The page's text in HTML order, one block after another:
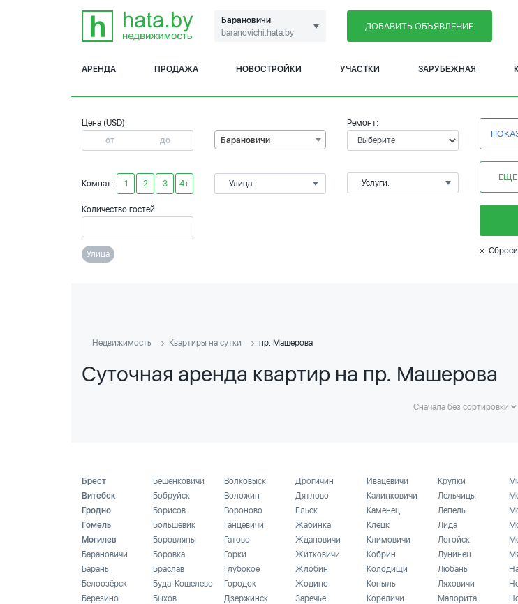
Барановичи
baranovichi.hata.by
ДОБАВИТЬ ОБЪЯВЛЕНИЕ
АРЕНДА ПРОДАЖА НОВОСТРОЙКИ УЧАСТКИ ЗАРУБЕЖНАЯ
Цена (USD):
Комнат: 1 2 3 4+
Количество гостей:
Барановичи
Улица:
Ремонт:
Услуги:
Улица
Недвижимость Квартиры на сутки пр. Машерова
Суточная аренда квартир на пр. Машерова
Сначала без сортировки
Брест
Витебск
Гродно
Гомель
Могилев
Барановичи
Барань
Белоозёрск
Березино
Бешенковичи
Бобруйск
Борисов
Большевик
Боровляны
Боровка
Браслав
Буда-Кошелево
Быхов
Волковыск
Воложин
Вороново
Ганцевичи
Гатово
Горки
Глубокое
Городок
Дзержинск
Дрогичин
Дятлово
Ельск
Жабинка
Ждановичи
Житковичи
Жлобин
Жодино
Заречье
Ивацевичи
Калинковичи
Каменец
Клецк
Климовичи
Кобрин
Колодищи
Копыль
Кореличи
Крупки
Лельчицы
Лепель
Лида
Логойск
Лунинец
Любань
Ляховичи
Малорита